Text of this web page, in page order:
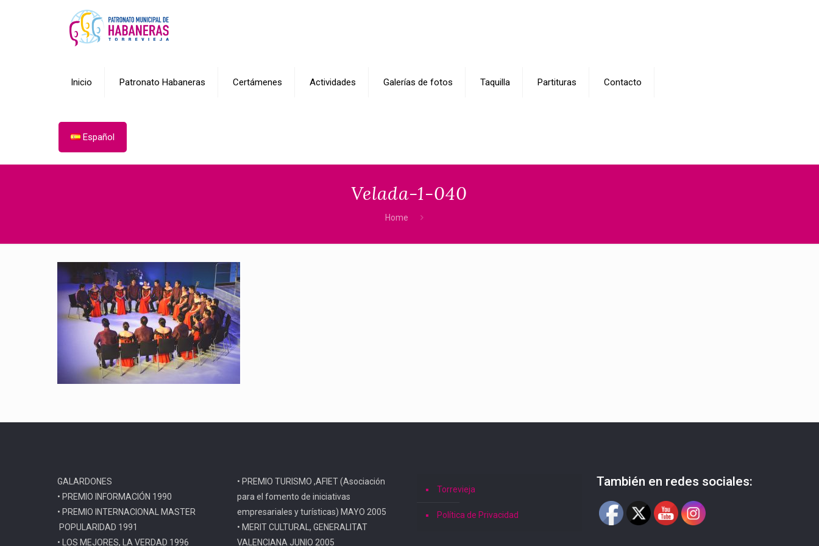
Inicio Patronato Habaneras Certámenes Actividades Galerías de fotos Taquilla Partituras Contacto
Español
Velada-1-040
Home
GALARDONES
• PREMIO INFORMACIÓN 1990
• PREMIO INTERNACIONAL MASTER
POPULARIDAD 1991
• LOS MEJORES, LA VERDAD 1996
• PREMIO TURISMO ,AFIET (Asociación
para el fomento de iniciativas
empresariales y turísticas) MAYO 2005
• MERIT CULTURAL, GENERALITAT
VALENCIANA JUNIO 2005
Torrevieja
Política de Privacidad
También en redes sociales: